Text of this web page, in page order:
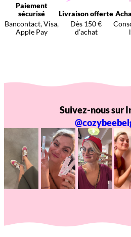
Paiement
sécurisé
Bancontact, Visa,
Apple Pay
Livraison offerte
Dès 150 €
d’achat
Suivez-nous sur